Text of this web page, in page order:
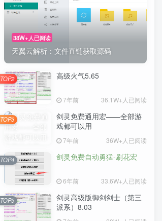
38W+人已阅读
天翼云解析：文件直链获取源码
高级火气5.65
7年前 36.1W+人已阅读
TOP2
剑灵免费通用宏——全部游
戏都可以用
7年前 36W+人已阅读
TOP3
剑灵免费自动勇猛-刷花宏
6年前 33.6W+人已阅读
TOP4
剑灵高级版御剑剑士（第三
派系）8.03
TOP5